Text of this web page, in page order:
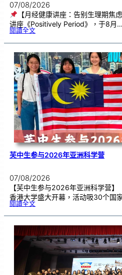
07/08/2026
【月经健康讲座：告别生理期焦虑
讲座《Positively Period》，于8月…
閱讀全文:月
康
座
告
别
生
理
期
焦
虑
！
芙中生参与2026年亚洲科学营
07/08/2026
【芙中生参与2026年亚洲科学营
香港大学盛大开幕，活动吸30个国
閱讀全文:芙
参
2
0
2
6
年
亚
洲科